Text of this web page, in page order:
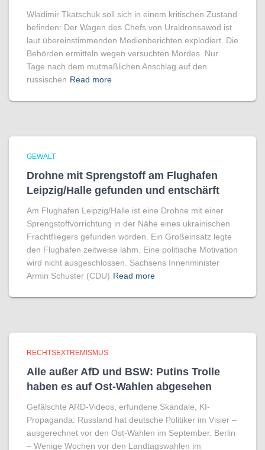
Wladimir Tkatschuk soll sich in einem kritischen Zustand
befinden: Der Wagen des Chefs von Uraldronsawod ist
laut übereinstimmenden Medienberichten explodiert. Die
Behörden ermitteln wegen versuchten Mordes. Nur
Tage nach dem mutmaßlichen Anschlag auf den
russischen Read more
GEWALT
Drohne mit Sprengstoff am Flughafen
Leipzig/Halle gefunden und entschärft
Am Flughafen Leipzig/Halle ist eine Drohne mit einer
Sprengstoffvorrichtung in der Nähe eines ukrainischen
Frachtfliegers gefunden worden. Ein Großeinsatz legte
den Flughafen zeitweise lahm. Eine politische Motivation
wird nicht ausgeschlossen. Sachsens Innenminister
Armin Schuster (CDU) Read more
RECHTSEXTREMISMUS
Alle außer AfD und BSW: Putins Trolle
haben es auf Ost-Wahlen abgesehen
Gefälschte ARD-Videos, erfundene Skandale, KI-
Propaganda: Russland hat deutsche Politiker im Visier –
ausgerechnet vor den Ost-Wahlen im September. Berlin
– Wenige Wochen vor den Landtagswahlen im